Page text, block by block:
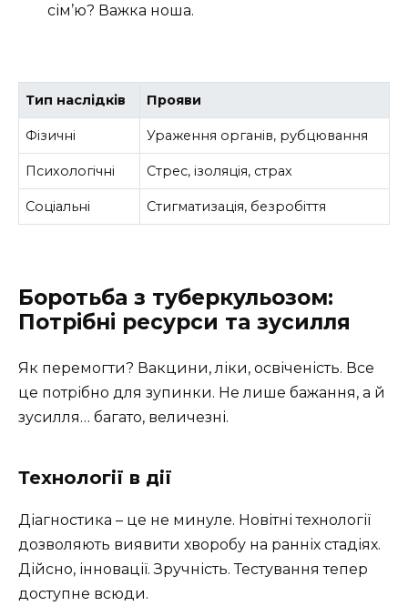
сім’ю? Важка ноша.
Тип наслідків Прояви
Фізичні Ураження органів, рубцювання
Психологічні Стрес, ізоляція, страх
Соціальні Стигматизація, безробіття
Боротьба з туберкульозом:
Потрібні ресурси та зусилля
Як перемогти? Вакцини, ліки, освіченість. Все
це потрібно для зупинки. Не лише бажання, а й
зусилля… багато, величезні.
Технології в дії
Діагностика – це не минуле. Новітні технології
дозволяють виявити хворобу на ранніх стадіях.
Дійсно, інновації. Зручність. Тестування тепер
доступне всюди.